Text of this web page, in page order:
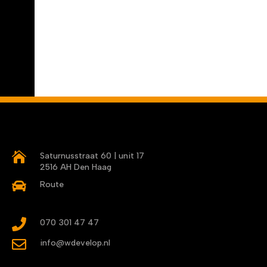

Saturnusstraat 60 | unit 17
2516 AH Den Haag
 Route
 070 301 47 47
 info@wdevelop.nl